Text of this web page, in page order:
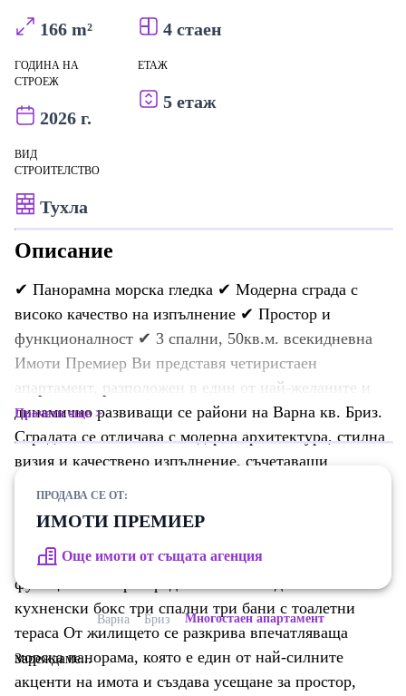
166 m² 4 стаен
ГОДИНА НА
СТРОЕЖ
2026 г.
ЕТАЖ
5 етаж
ВИД
СТРОИТЕЛСТВО
Тухла
Описание
✔ Панорамна морска гледка ✔ Модерна сграда с
високо качество на изпълнение ✔ Простор и
функционалност ✔ 3 спални, 50кв.м. всекидневна
Имоти Премиер Ви представя четиристаен
апартамент, разположен в един от най-желаните и
динамично развиващи се райони на Варна кв. Бриз.
Сградата се отличава с модерна архитектура, стилна
визия и качествено изпълнение, съчетаващи
среда. Имотът предлага изключително
функционално разпределение: всекидневна с
кухненски бокс три спални три бани с тоалетни
тераса От жилището се разкрива впечатляваща
морска панорама, която е един от най-силните
акценти на имота и създава усещане за простор,
Прочети още
ПРОДАВА СЕ ОТ:
ИМОТИ ПРЕМИЕР
Още имоти от същата агенция
Варна Бриз Многостаен апартамент
Зареждаме...